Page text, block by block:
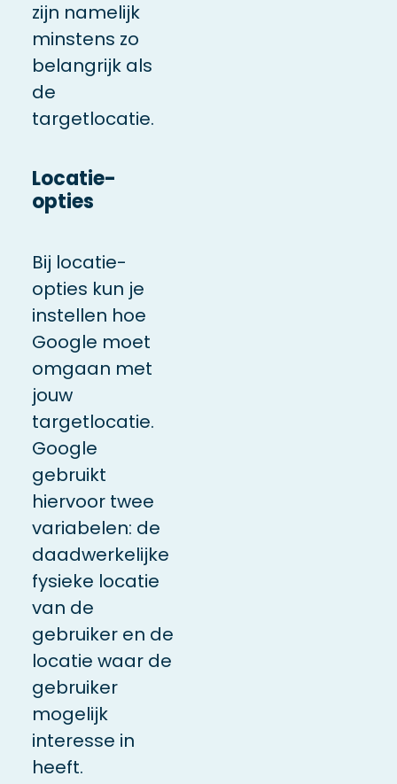
zijn namelijk
minstens zo
belangrijk als
de
targetlocatie.
Locatie-
opties
Bij locatie-
opties kun je
instellen hoe
Google moet
omgaan met
jouw
targetlocatie.
Google
gebruikt
hiervoor twee
variabelen: de
daadwerkelijke
fysieke locatie
van de
gebruiker en de
locatie waar de
gebruiker
mogelijk
interesse in
heeft.